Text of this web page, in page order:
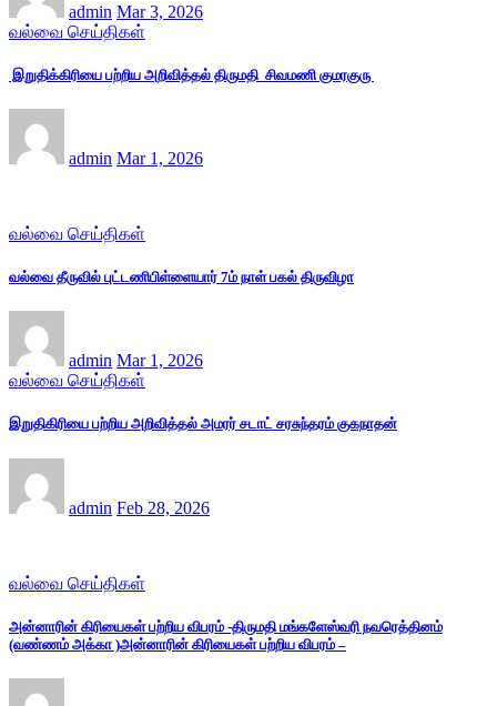
admin Mar 3, 2026
வல்வை செய்திகள்
இறுதிக்கிரியை பற்றிய அறிவித்தல் திருமதி சிவமணி குமரகுரு
admin Mar 1, 2026
வல்வை செய்திகள்
வல்வை தீருவில் புட்டணிபிள்ளையார் 7ம் நாள் பகல் திருவிழா
admin Mar 1, 2026
வல்வை செய்திகள்
இறுதிகிரியை பற்றிய அறிவித்தல் அமரர் சடாட் சரசுந்தரம் குகநாதன்
admin Feb 28, 2026
வல்வை செய்திகள்
அன்னாரின் கிரியைகள் பற்றிய விபரம் -திருமதி மங்களேஸ்வரி நவரெத்தினம்
(வண்ணம் அக்கா )அன்னாரின் கிரியைகள் பற்றிய விபரம் –